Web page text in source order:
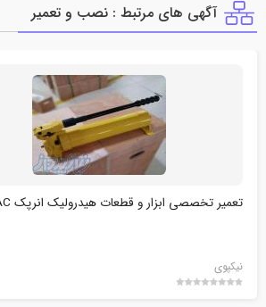
آگهی های مرتبط : نصب و تعمير
تعمیر تخصصی ابزار و قطعات هیدرولیک انرپک ENERPAC
نيكپوي